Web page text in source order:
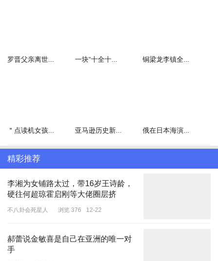
罗晋父亲离世... 一块“十全十... 铜梁龙李镇全...
＂点读机女孩... 亚马逊历史新... 俄在日本海演...
精彩推荐
李湘为女铺路太过，带16岁王诗龄，
硬往何超琼霍启刚等大佬圈层挤
不八卦会死星人 浏览 376 12-22
郝蕾说金敏喜是自己在亚洲的唯一对
手